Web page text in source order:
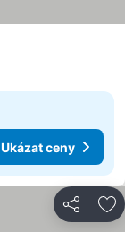
Ukázat ceny
Sdílet